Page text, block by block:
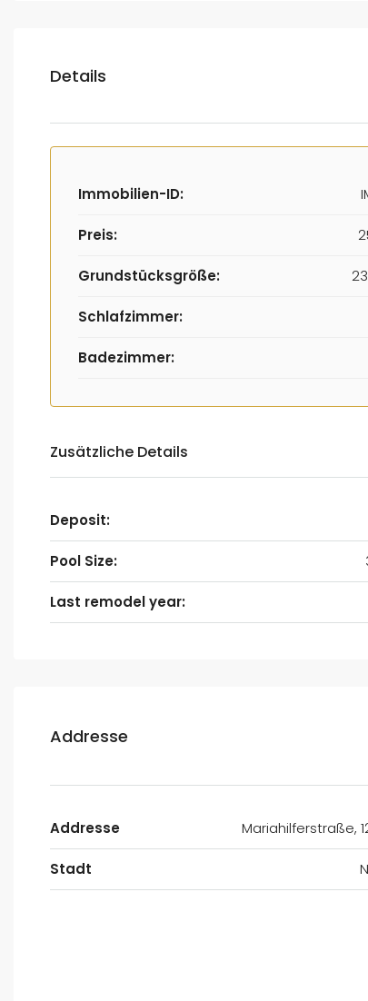
Details
Immobilien-ID:
Preis:
Grundstücksgröße:
Schlafzimmer:
Badezimmer:
Zusätzliche Details
Deposit:
Pool Size:
Last remodel year:
Addresse
Addresse Mariahilferstraße,
Stadt